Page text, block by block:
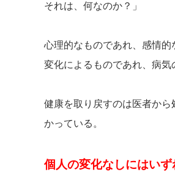
それは、何なのか？」
心理的なものであれ、感情
変化によるものであれ、病
健康を取り戻すのは医者か
かっている。
個人の変化なしにはい